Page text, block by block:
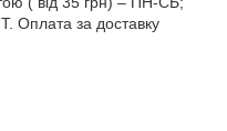
Оплата за доставку